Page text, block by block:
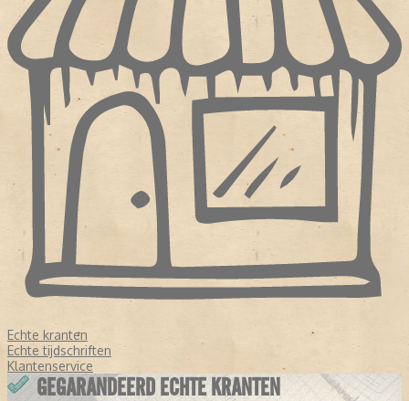
Echte kranten
Echte tijdschriften
Klantenservice
GEGARANDEERD ECHTE KRANTEN